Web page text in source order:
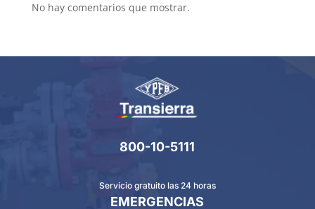
No hay comentarios que mostrar.
800-10-5111
Servicio gratuito las 24 horas
EMERGENCIAS